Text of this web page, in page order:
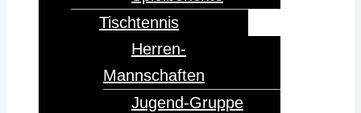
Tischtennis
Herren-
Mannschaften
Jugend-Gruppe